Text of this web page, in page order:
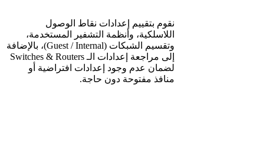
نقوم بتقييم إعدادات نقاط الوصول
اللاسلكية، وأنظمة التشفير المستخدمة،
وتقسيم الشبكات (Guest / Internal)، بالإضافة
إلى مراجعة إعدادات الـ Switches & Routers
لضمان عدم وجود إعدادات افتراضية أو
منافذ مفتوحة دون حاجة.